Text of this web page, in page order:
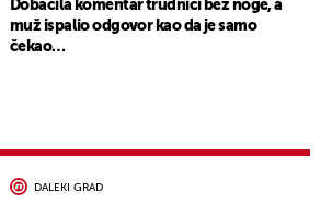
Dobacila komentar trudnici bez noge, a
muž ispalio odgovor kao da je samo
čekao…
DALEKI GRAD